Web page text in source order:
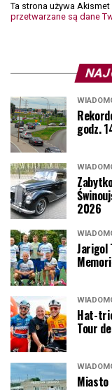
Ta strona używa
przetwarzane są dane
godz.
2026
Jarigol
Hat-
Tour
Miasto